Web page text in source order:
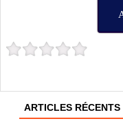
ARTICLES RÉCENTS